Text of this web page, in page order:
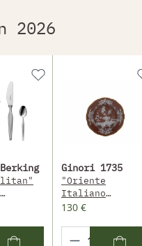
2026
4-
Ginori 1735
"Oriente
Italiano
Castagna"
Porzellan 26,5
Cm
130 €